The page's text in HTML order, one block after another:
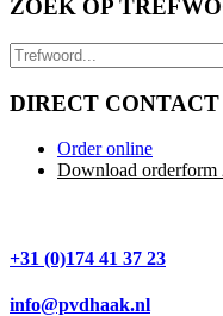
ZOEK OP
DIRECT CONTACT
Order online
Download orderform
+31 (0)174 41 37 23
info@pvdhaak.nl